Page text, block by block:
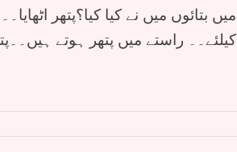
میں بتائوں میں نے کیا کیا؟پتھر
کیلئے۔۔ راستے میں پتھر ہوتے